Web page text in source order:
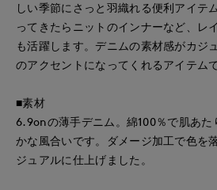
しい季節にさっと羽織れる便利アイテ
ってきたらニットのインナーなど、レ
も活躍します。デニムの素材感がカジ
のアクセントになってくれるアイテムで
■素材
6.9onの薄手デニム。綿100％で肌あた
かな風合いです。ダメージ加工で色を
ジュアルに仕上げました。